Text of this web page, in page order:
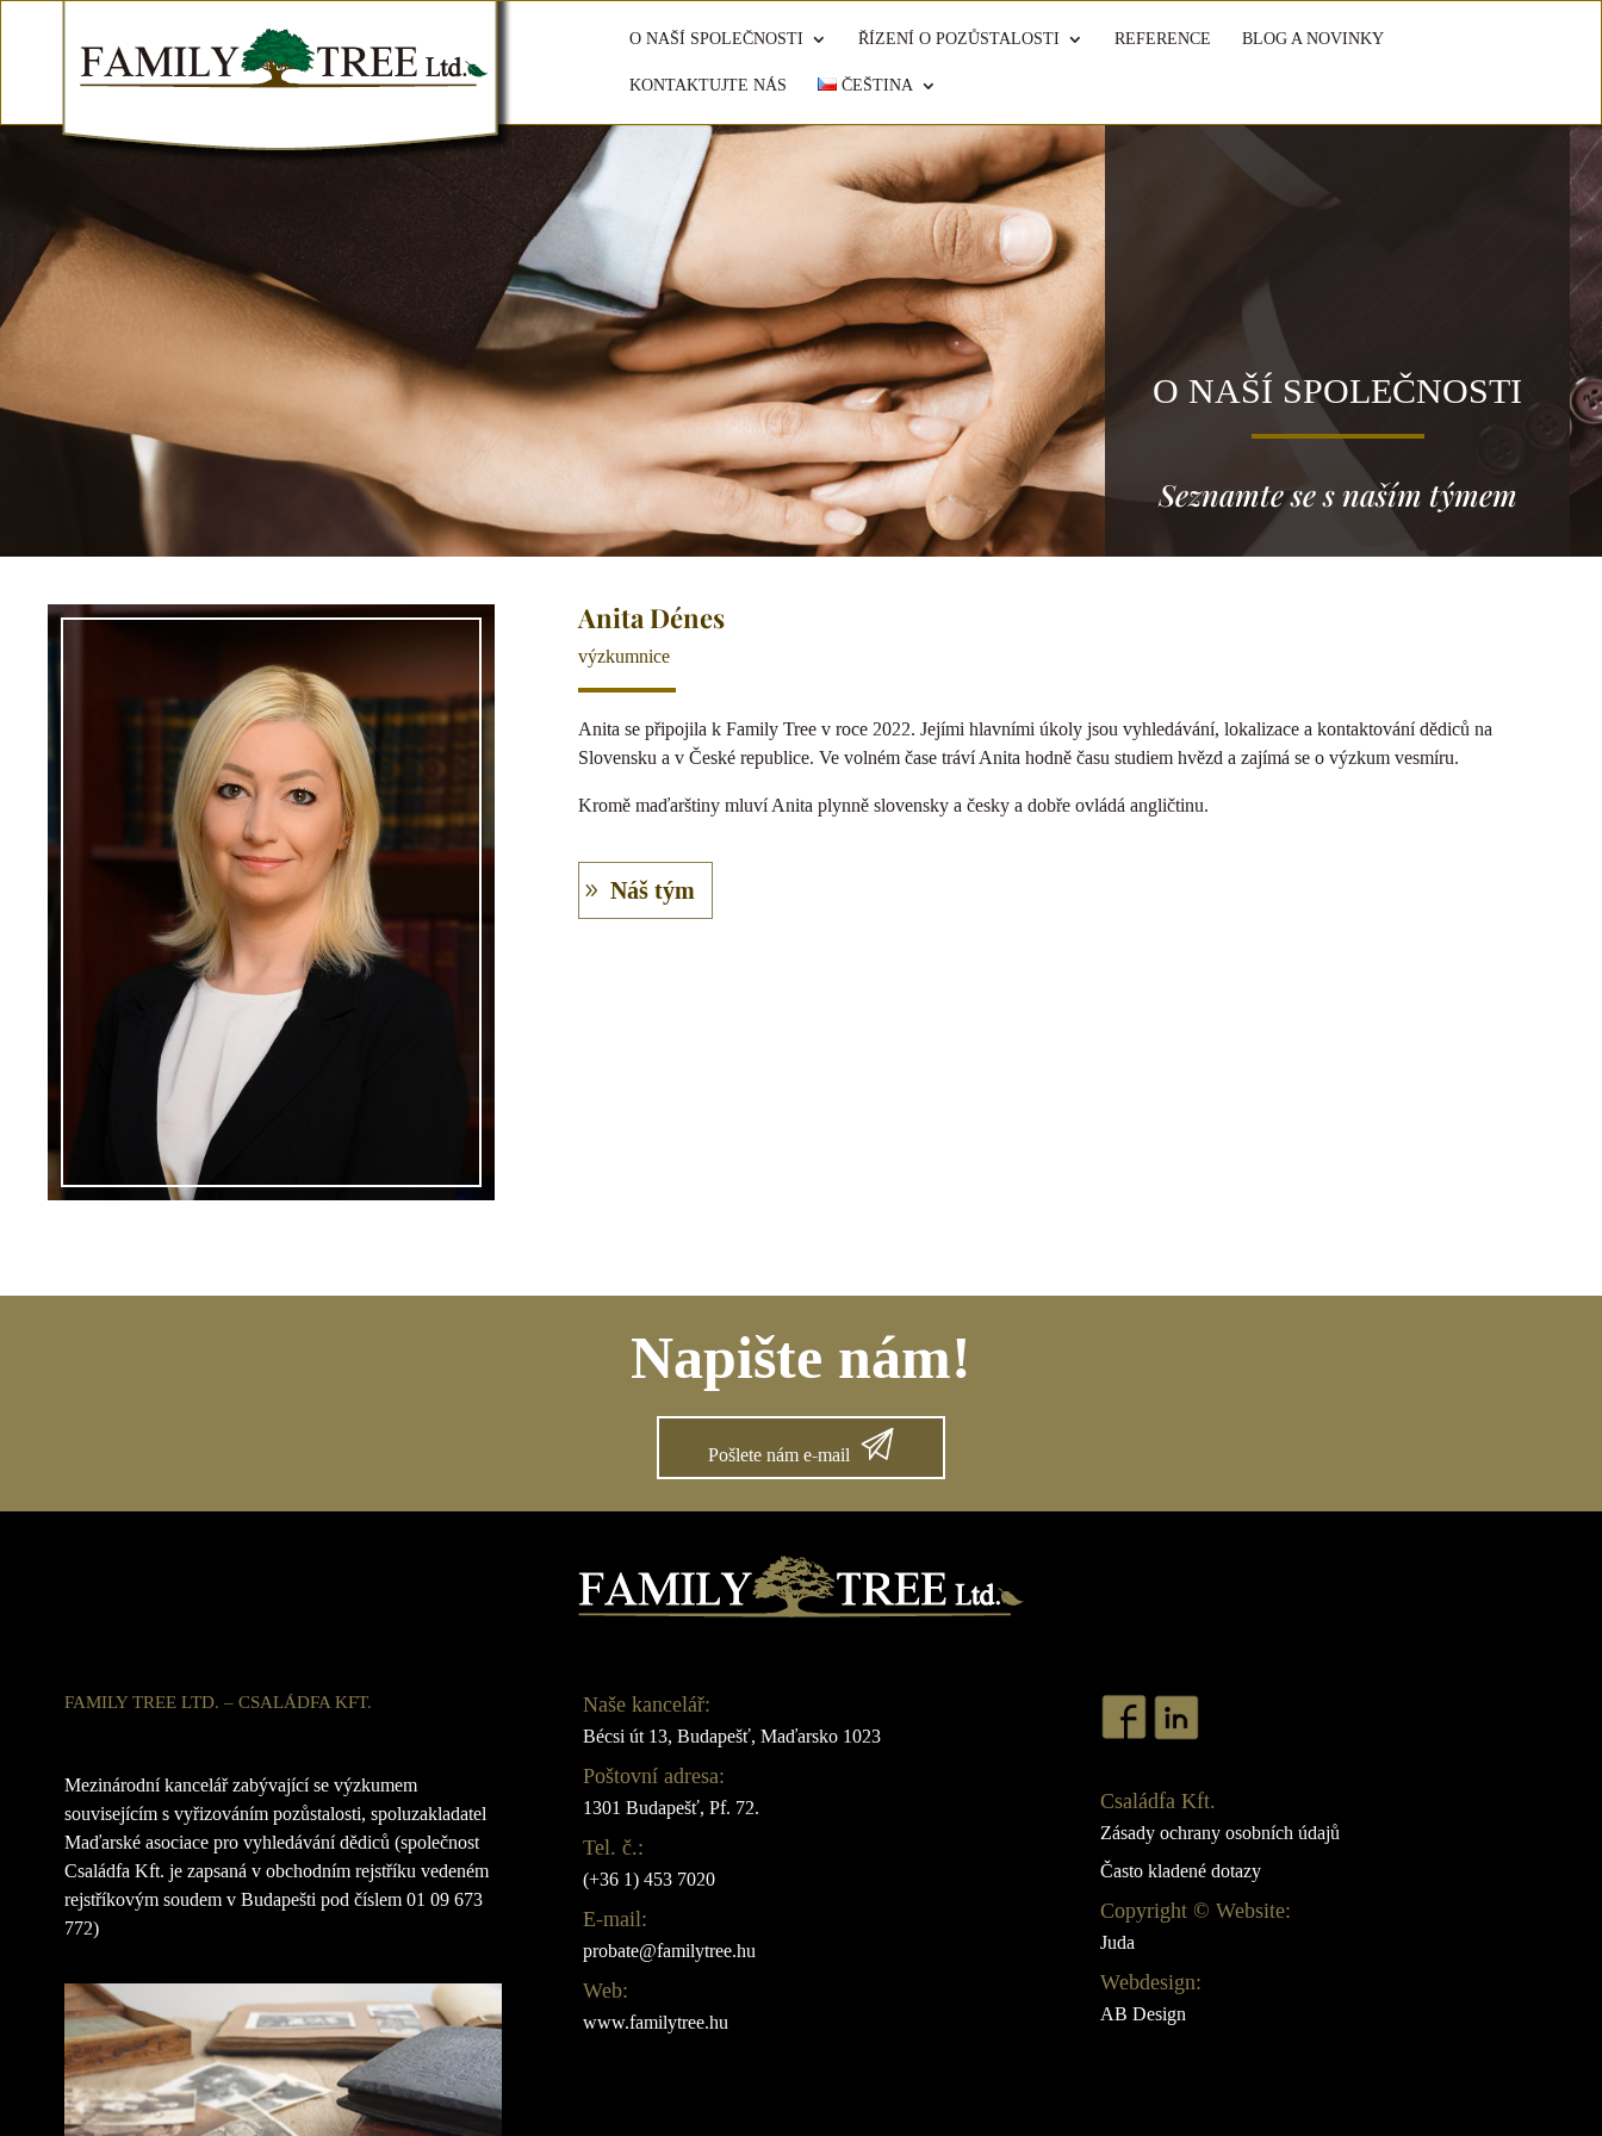
O NAŠÍ SPOLEČNOSTI ŘÍZENÍ O POZŮSTALOSTI REFERENCE BLOG A NOVINKY
KONTAKTUJTE NÁS ČEŠTINA
O NAŠÍ SPOLEČNOSTI
Seznamte se s naším týmem
Anita Dénes
výzkumnice
Anita se připojila k Family Tree v roce 2022. Jejími hlavními úkoly jsou vyhledávání, lokalizace a kontaktování dědiců na
Slovensku a v České republice. Ve volném čase tráví Anita hodně času studiem hvězd a zajímá se o výzkum vesmíru.
Kromě maďarštiny mluví Anita plynně slovensky a česky a dobře ovládá angličtinu.
Náš tým
Napište nám!
Pošlete nám e-mail
FAMILY TREE LTD. – CSALÁDFA KFT.
Mezinárodní kancelář zabývající se výzkumem
souvisejícím s vyřizováním pozůstalosti, spoluzakladatel
Maďarské asociace pro vyhledávání dědiců (společnost
Családfa Kft. je zapsaná v obchodním rejstříku vedeném
rejstříkovým soudem v Budapešti pod číslem 01 09 673
772)
Naše kancelář:
Bécsi út 13, Budapešť, Maďarsko 1023
Poštovní adresa:
1301 Budapešť, Pf. 72.
Tel. č.:
(+36 1) 453 7020
E-mail:
probate@familytree.hu
Web:
www.familytree.hu
Családfa Kft.
Zásady ochrany osobních údajů
Často kladené dotazy
Copyright © Website:
Juda
Webdesign:
AB Design